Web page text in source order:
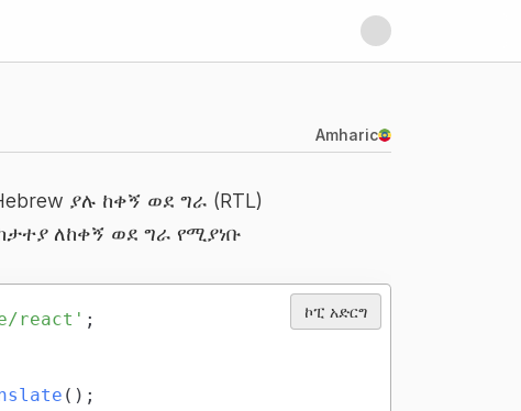
Amharic
ያሉ ከቀኝ ወደ ግራ (RTL)
ለከቀኝ ወደ ግራ የሚያነቡ
ኮፒ አድርግ
react' ;
( ) ;